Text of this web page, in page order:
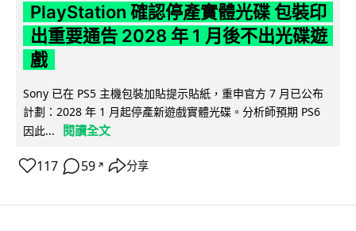
PlayStation 確認停產實體光碟 包裝印
出重要通告 2028 年 1 月後不出光碟遊
戲
Sony 已在 PS5 主機包裝加貼提示貼紙，重申官方 7 月已公布
計劃：2028 年 1 月起停產新遊戲實體光碟。分析師預期 PS6
因此...
閱讀全文
117 59 ↗ 分享